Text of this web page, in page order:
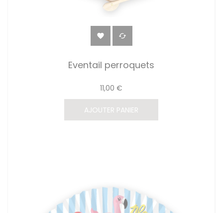
 
Eventail perroquets
11,00 €
AJOUTER PANIER